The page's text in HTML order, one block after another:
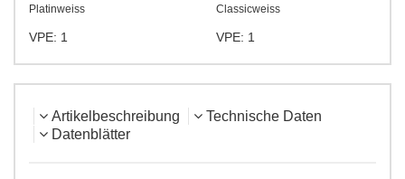
Platinweiss
VPE: 1
Classicweiss
VPE: 1
Artikelbeschreibung
Technische Daten
Datenblätter